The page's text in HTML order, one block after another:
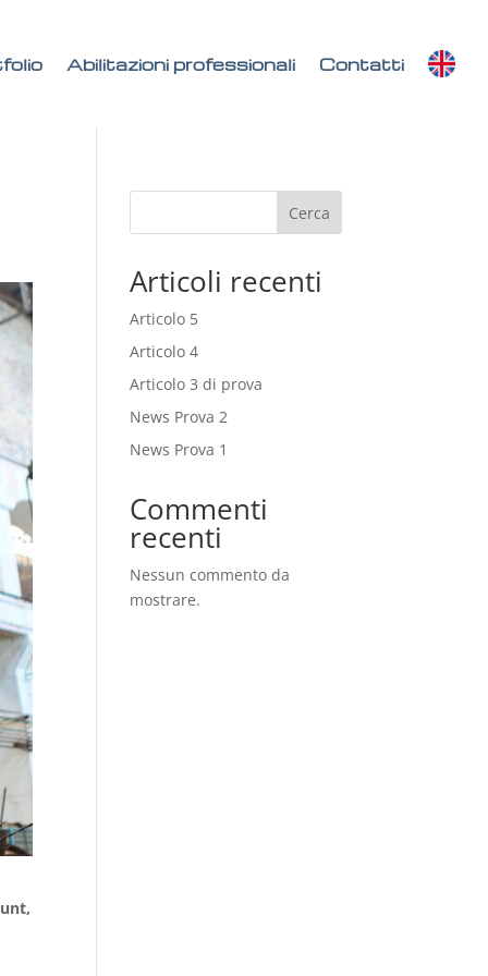
Abilitazioni professionali Contatti
Cerca
Articoli recenti
Articolo 5
Articolo 4
Articolo 3 di prova
News Prova 2
News Prova 1
Commenti
recenti
Nessun commento da
mostrare.